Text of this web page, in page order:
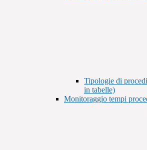
Tipologie di
in tabelle)
Monitoraggio tempi